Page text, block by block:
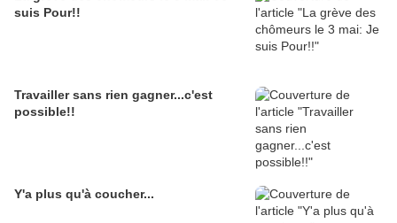
suis Pour!!
Travailler sans rien gagner...c'est
possible!!
Y'a plus qu'à coucher...